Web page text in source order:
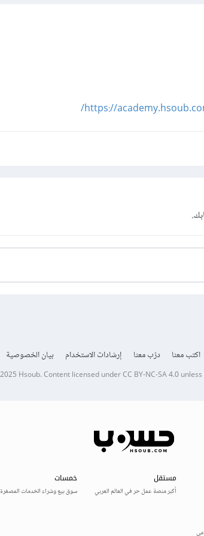
https://
اكتب معنا درّب معنا إرشادات الاستخدام بيان الخصوصية
Hsoub.Content licensed underCC BY-NC-SA 4.0unless